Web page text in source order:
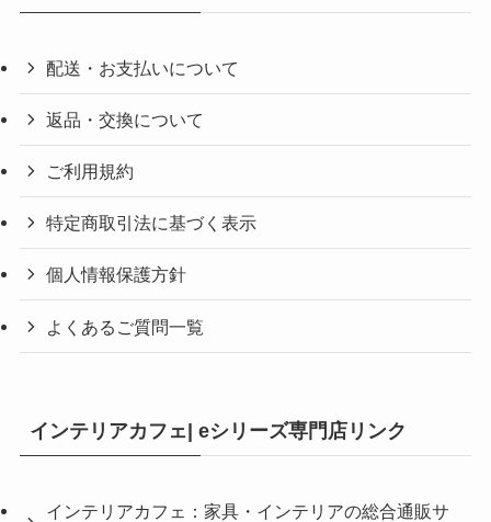
配送・お支払いについて
返品・交換について
ご利用規約
特定商取引法に基づく表示
個人情報保護方針
よくあるご質問一覧
インテリアカフェ| eシリーズ専門店リンク
インテリアカフェ：家具・インテリアの総合通販サ